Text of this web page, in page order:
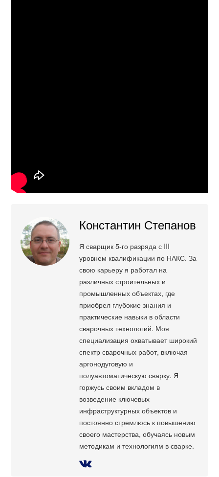
Константин Степанов
Я сварщик 5-го разряда с III
уровнем квалификации по НАКС. За
свою карьеру я работал на
различных строительных и
промышленных объектах, где
приобрел глубокие знания и
практические навыки в области
сварочных технологий. Моя
специализация охватывает широкий
спектр сварочных работ, включая
аргонодуговую и
полуавтоматическую сварку. Я
горжусь своим вкладом в
возведение ключевых
инфраструктурных объектов и
постоянно стремлюсь к повышению
своего мастерства, обучаясь новым
методикам и технологиям в сварке.